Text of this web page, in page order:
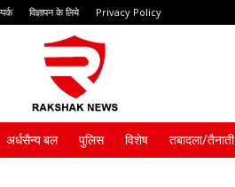
विज्ञापन के लिये Privacy Policy
अर्धसैन्य बल पुलिस विशेष तबादला/तैनाती